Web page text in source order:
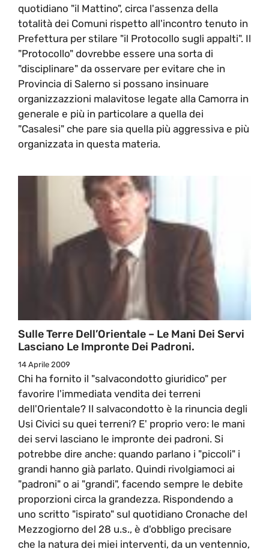
quotidiano "il Mattino", circa l'assenza della
totalità dei Comuni rispetto all'incontro tenuto in
Prefettura per stilare "il Protocollo sugli appalti". Il
"Protocollo" dovrebbe essere una sorta di
"disciplinare" da osservare per evitare che in
Provincia di Salerno si possano insinuare
organizzazzioni malavitose legate alla Camorra in
generale e più in particolare a quella dei
"Casalesi" che pare sia quella più aggressiva e più
organizzata in questa materia.
Sulle Terre Dell’Orientale – Le Mani Dei Servi
Lasciano Le Impronte Dei Padroni.
14 Aprile 2009
Chi ha fornito il "salvacondotto giuridico" per
favorire l'immediata vendita dei terreni
dell'Orientale? Il salvacondotto è la rinuncia degli
Usi Civici su quei terreni? E' proprio vero: le mani
dei servi lasciano le impronte dei padroni. Si
potrebbe dire anche: quando parlano i "piccoli" i
grandi hanno già parlato. Quindi rivolgiamoci ai
"padroni" o ai "grandi", facendo sempre le debite
proporzioni circa la grandezza. Rispondendo a
uno scritto "ispirato" sul quotidiano Cronache del
Mezzogiorno del 28 u.s., è d'obbligo precisare
che la natura dei miei interventi, da un ventennio,